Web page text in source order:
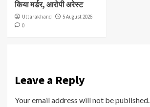
किया मर्डर, आरोपी अरेस्ट
Uttarakhand
5 August 2026
0
Leave a Reply
Your email address will not be published.